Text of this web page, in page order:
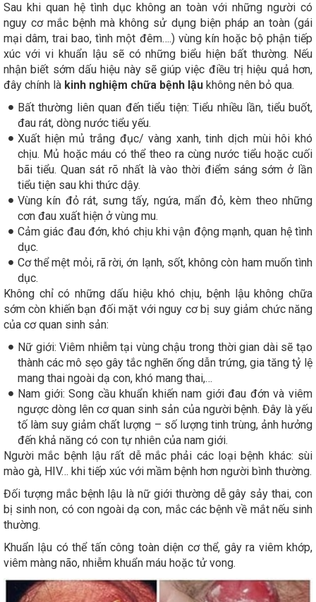
Sau khi quan hệ tình dục không an toàn với những người có
nguy cơ mắc bệnh mà không sử dụng biện pháp an toàn (gái
mại dâm, trai bao, tình một đêm….) vùng kín hoặc bộ phận tiếp
xúc với vi khuẩn lậu sẽ có những biểu hiện bất thường. Nếu
nhận biết sớm dấu hiệu này sẽ giúp việc điều trị hiệu quả hơn,
đây chính là kinh nghiệm chữa bệnh lậu không nên bỏ qua.
Bất thường liên quan đến tiểu tiện: Tiểu nhiều lần, tiểu buốt,
đau rát, dòng nước tiểu yếu.
Xuất hiện mủ trắng đục/ vàng xanh, tinh dịch mùi hôi khó
chịu. Mủ hoặc máu có thể theo ra cùng nước tiểu hoặc cuối
bãi tiểu. Quan sát rõ nhất là vào thời điểm sáng sớm ở lần
tiểu tiện sau khi thức dậy.
Vùng kín đỏ rát, sưng tấy, ngứa, mẩn đỏ, kèm theo những
cơn đau xuất hiện ở vùng mu.
Cảm giác đau đớn, khó chịu khi vận động mạnh, quan hệ tình
dục.
Cơ thể mệt mỏi, rã rời, ớn lạnh, sốt, không còn ham muốn tình
dục.
Không chỉ có những dấu hiệu khó chịu, bệnh lậu không chữa
sớm còn khiến bạn đối mặt với nguy cơ bị suy giảm chức năng
của cơ quan sinh sản:
Nữ giới: Viêm nhiễm tại vùng chậu trong thời gian dài sẽ tạo
thành các mô sẹo gây tắc nghẽn ống dẫn trứng, gia tăng tỷ lệ
mang thai ngoài dạ con, khó mang thai,…
Nam giới: Song cầu khuẩn khiến nam giới đau đớn và viêm
ngược dòng lên cơ quan sinh sản của người bệnh. Đây là yếu
tố làm suy giảm chất lượng – số lượng tinh trùng, ảnh hưởng
đến khả năng có con tự nhiên của nam giới.
Người mắc bệnh lậu rất dễ mắc phải các loại bệnh khác: sùi
mào gà, HIV… khi tiếp xúc với mầm bệnh hơn người bình thường.
Đối tượng mắc bệnh lậu là nữ giới thường dễ gây sảy thai, con
bị sinh non, có con ngoài dạ con, mắc các bệnh về mắt nếu sinh
thường.
Khuẩn lậu có thể tấn công toàn diện cơ thể, gây ra viêm khớp,
viêm màng não, nhiễm khuẩn máu hoặc tử vong.